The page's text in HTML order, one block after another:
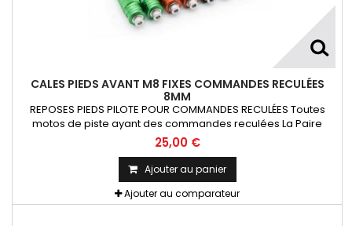
CALES PIEDS AVANT M8 FIXES COMMANDES RECULÉES
8MM
REPOSES PIEDS PILOTE POUR COMMANDES RECULÉES Toutes
motos de piste ayant des commandes reculées La Paire
25,00 €
Ajouter au panier
Ajouter au comparateur